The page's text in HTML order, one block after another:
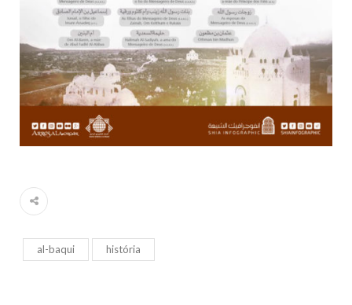
al-baqui história